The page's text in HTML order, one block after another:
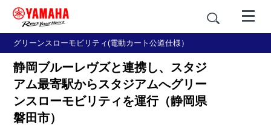
グリーンスローモビリティ(電動カート公道仕様）
静岡ブルーレヴズと連携し、スタジ
アム最寄駅からスタジアムへグリー
ンスローモビリティを運行（静岡県
磐田市）